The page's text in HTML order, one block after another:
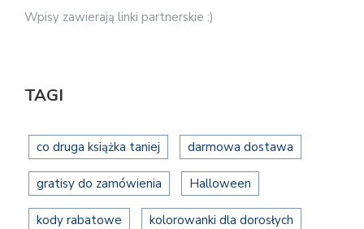
Wpisy zawierają linki partnerskie :)
TAGI
co druga książka taniej darmowa dostawa
gratisy do zamówienia Halloween
kody rabatowe kolorowanki dla dorosłych